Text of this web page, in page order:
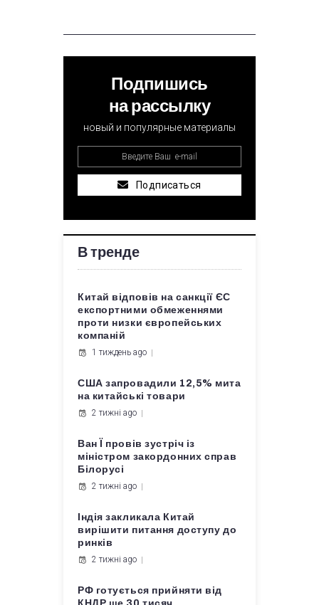
Подпишись
на рассылку
новый и популярные материалы
Подписаться
В тренде
Китай відповів на санкції ЄС
експортними обмеженнями
проти низки європейських
компаній
1 тиждень ago
США запровадили 12,5% мита
на китайські товари
2 тижні ago
Ван Ї провів зустріч із
міністром закордонних справ
Білорусі
2 тижні ago
Індія закликала Китай
вирішити питання доступу до
ринків
2 тижні ago
РФ готується прийняти від